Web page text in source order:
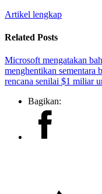
Artikel lengkap
Related Posts
Microsoft mengatakan
menghentikan sementara
rencana senilai $1 miliar
Bagikan: